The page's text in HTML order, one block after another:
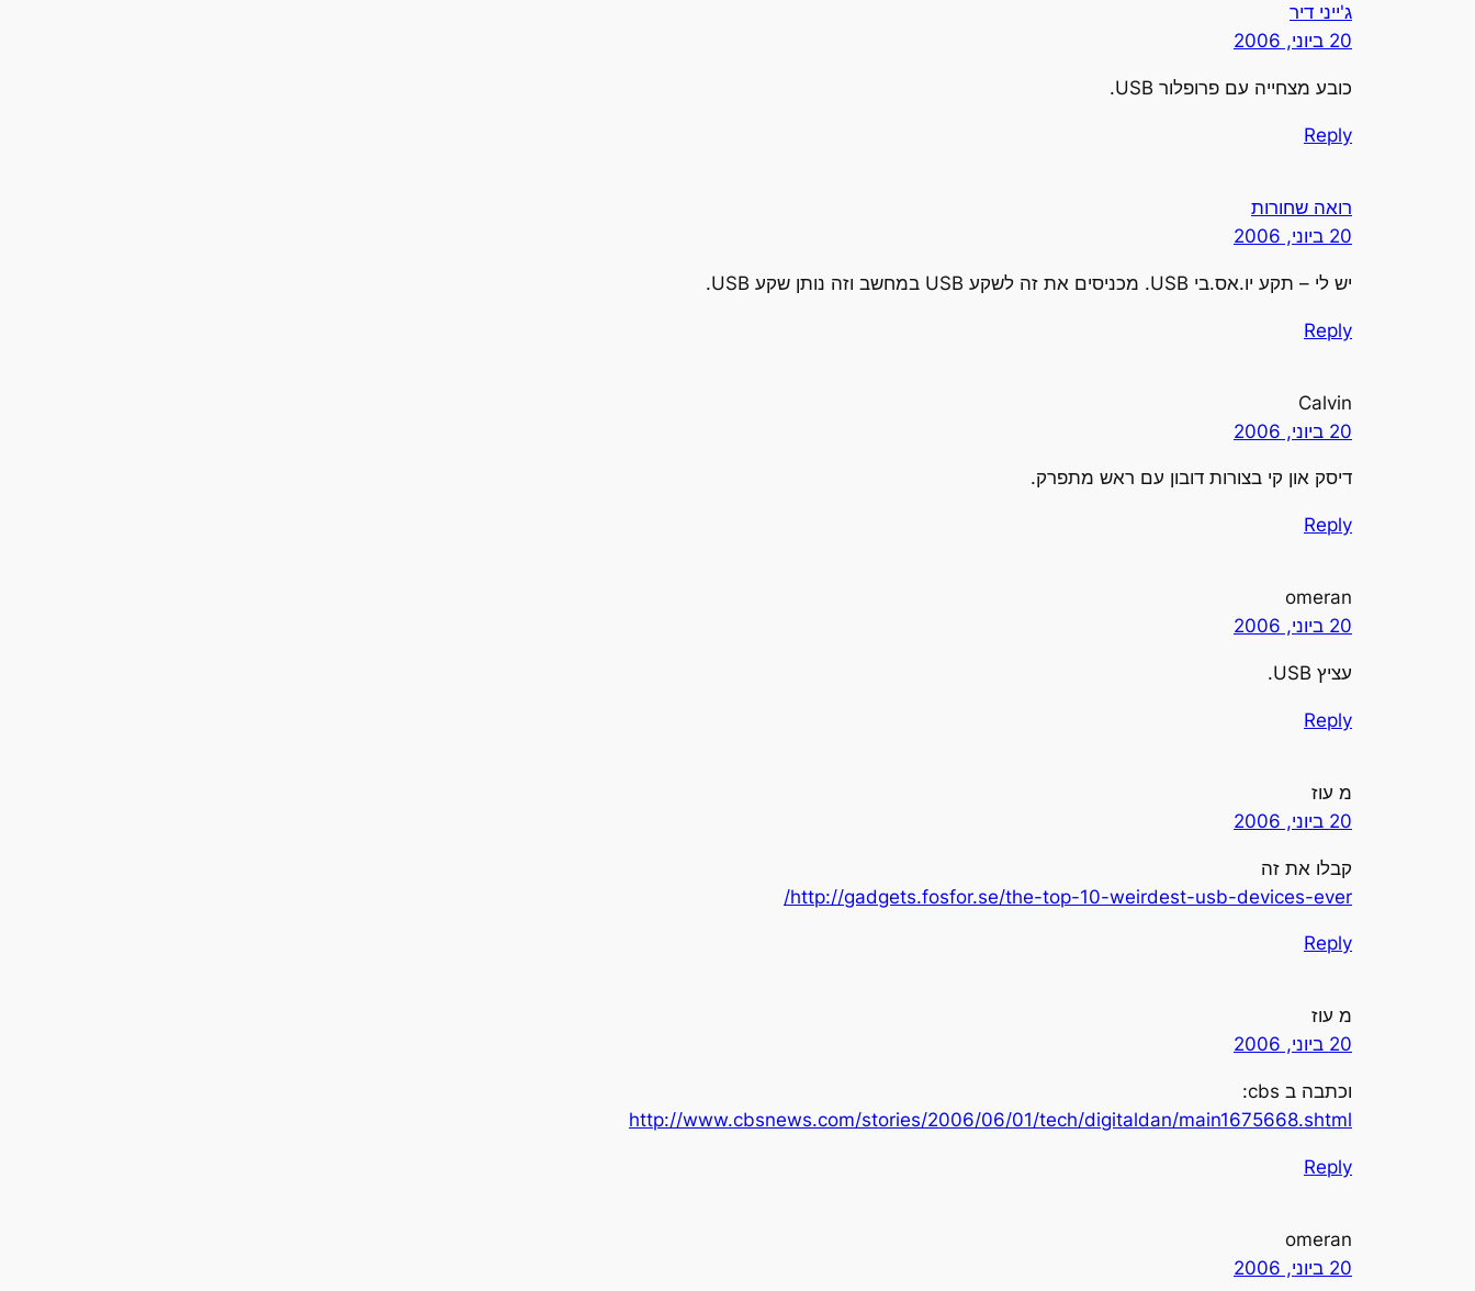
ג'ייני דיר
20 ביוני, 2006
כובע מצחייה עם פרופלור USB.
Reply
רואה שחורות
20 ביוני, 2006
יש לי – תקע יו.אס.בי USB. מכניסים את זה לשקע USB במחשב וזה נותן שקע USB.
Reply
Calvin
20 ביוני, 2006
דיסק און קי בצורות דובון עם ראש מתפרק.
Reply
omeran
20 ביוני, 2006
עציץ USB.
Reply
מ עוז
20 ביוני, 2006
קבלו את זה
http://gadgets.fosfor.se/the-top-10-weirdest-usb-devices-ever/
Reply
מ עוז
20 ביוני, 2006
וכתבה ב cbs:
http://www.cbsnews.com/stories/2006/06/01/tech/digitaldan/main1675668.shtml
Reply
omeran
20 ביוני, 2006